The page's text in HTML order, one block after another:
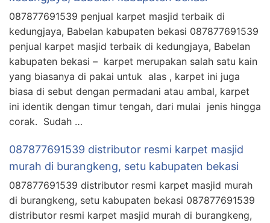
087877691539 penjual karpet masjid terbaik di
kedungjaya, Babelan kabupaten bekasi 087877691539
penjual karpet masjid terbaik di kedungjaya, Babelan
kabupaten bekasi – karpet merupakan salah satu kain
yang biasanya di pakai untuk alas , karpet ini juga
biasa di sebut dengan permadani atau ambal, karpet
ini identik dengan timur tengah, dari mulai jenis hingga
corak. Sudah …
087877691539 distributor resmi karpet masjid
murah di burangkeng, setu kabupaten bekasi
087877691539 distributor resmi karpet masjid murah
di burangkeng, setu kabupaten bekasi 087877691539
distributor resmi karpet masjid murah di burangkeng,